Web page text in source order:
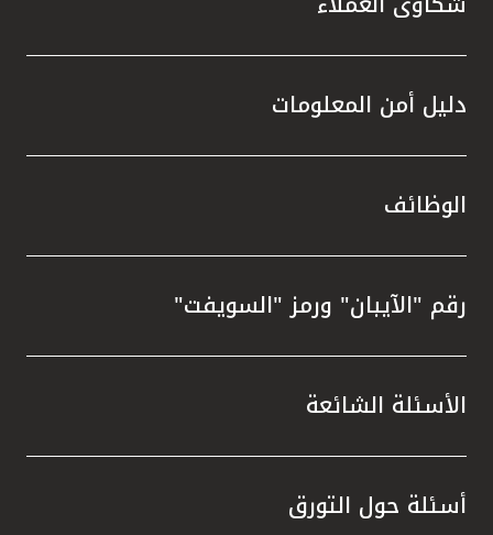
دليل أمن المعلومات
الوظائف
رقم "الآيبان" ورمز "السويفت"
الأسئلة الشائعة
أسئلة حول التورق